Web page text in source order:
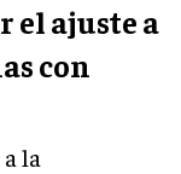
el ajuste a
con
la